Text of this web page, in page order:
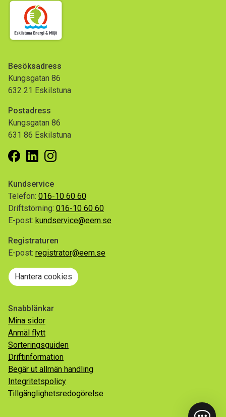
Besöksadress
Kungsgatan 86
632 21 Eskilstuna
Postadress
Kungsgatan 86
631 86 Eskilstuna
Facebook
LinkedinInstagram
Kundservice
Telefon: 016-10 60 60
Driftstörning: 016-10 60 60
E-post: kundservice@eem.se
Registraturen
E-post: registrator@eem.se
Hantera cookies
Snabblänkar
Mina sidor
Anmäl flytt
Sorteringsguiden
Driftinformation
Begär ut allmän handling
Integritetspolicy
Tillgänglighetsredogörelse